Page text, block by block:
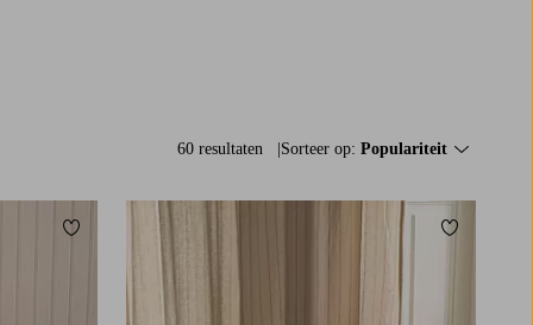
60 resultaten Sorteer op: Populariteit
Toevoegen aan favorieten